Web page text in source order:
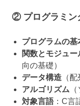
② プログラミン
プログラムの基
関数とモジュー
向の基礎）
データ構造 （
アルゴリズム
対象言語：C言